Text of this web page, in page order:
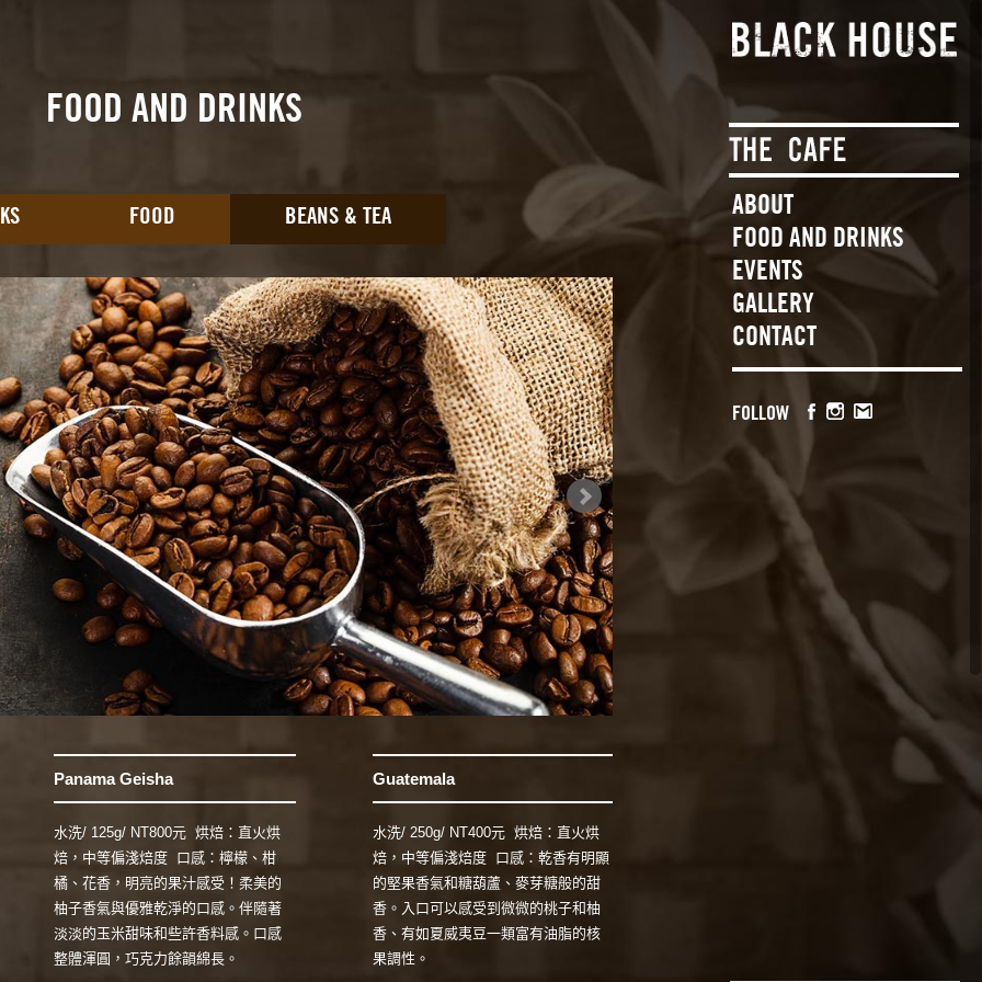
ABOUT
FOOD AND DRINKS
EVENTS
GALLERY
CONTACT
FOLLOW
FOOD AND DRINKS
FOOD BEANS & TEA
Panama Geisha
水洗/ 125g/ NT800元 烘焙：直火烘
焙，中等偏淺焙度 口感：檸檬、柑
橘、花香，明亮的果汁感受！柔美的
柚子香氣與優雅乾淨的口感。伴隨著
淡淡的玉米甜味和些許香料感。口感
整體渾圓，巧克力餘韻綿長。
Guatemala
水洗/ 250g/ NT400元 烘焙：直火烘
焙，中等偏淺焙度 口感：乾香有明顯
的堅果香氣和糖葫蘆、麥芽糖般的甜
香。入口可以感受到微微的桃子和柚
香、有如夏威夷豆一類富有油脂的核
果調性。